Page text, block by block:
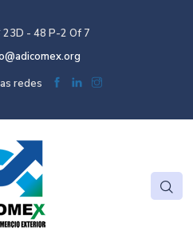
23D - 48 P-2 Of 7
redes